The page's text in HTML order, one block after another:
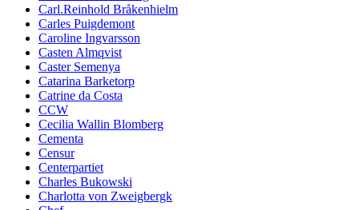
Carl.Reinhold Bråkenhielm
Carles Puigdemont
Caroline Ingvarsson
Casten Almqvist
Caster Semenya
Catarina Barketorp
Catrine da Costa
CCW
Cecilia Wallin Blomberg
Cementa
Censur
Centerpartiet
Charles Bukowski
Charlotta von Zweigbergk